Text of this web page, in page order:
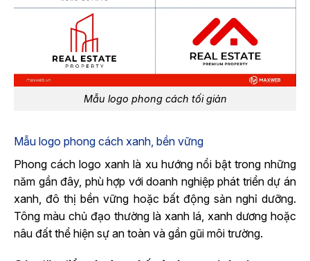
Mẫu logo phong cách tối giản
Mẫu logo phong cách xanh, bền vững
Phong cách logo xanh là xu hướng nổi bật trong những
năm gần đây, phù hợp với doanh nghiệp phát triển dự án
xanh, đô thị bền vững hoặc bất động sản nghỉ dưỡng.
Tông màu chủ đạo thường là xanh lá, xanh dương hoặc
nâu đất thể hiện sự an toàn và gần gũi môi trường.